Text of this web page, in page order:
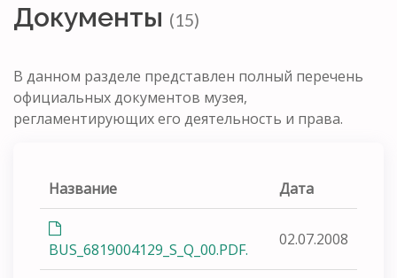
Документы (15)
В данном разделе представлен полный перечень
официальных документов музея,
регламентирующих его деятельность и права.
Название Дата
BUS_6819004129_S_Q_00.PDF.
02.07.2008